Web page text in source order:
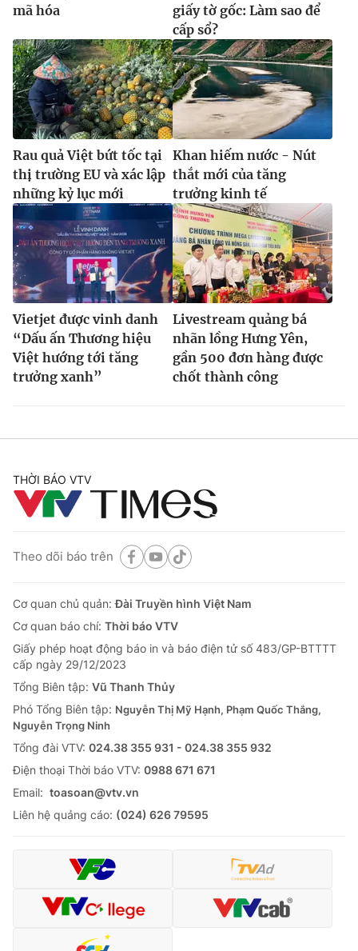
mã hóa
giấy tờ gốc: Làm sao để
cấp sổ?
Rau quả Việt bứt tốc tại
thị trường EU và xác lập
những kỷ lục mới
Khan hiếm nước - Nút
thắt mới của tăng
trưởng kinh tế
Vietjet được vinh danh
“Dấu ấn Thương hiệu
Việt hướng tới tăng
trưởng xanh”
Livestream quảng bá
nhãn lồng Hưng Yên,
gần 500 đơn hàng được
chốt thành công
THỜI BÁO VTV
Theo dõi báo trên
Cơ quan chủ quản:Đài Truyền hình Việt Nam
Cơ quan báo chí: Thời báo VTV
Giấy phép hoạt động báo in và báo điện tử số 483/GP-BTTTT
cấp ngày 29/12/2023
Tổng Biên tập: Vũ Thanh Thủy
Phó Tổng Biên tập: Nguyễn Thị Mỹ Hạnh, Phạm Quốc Thắng,
Nguyễn Trọng Ninh
Tổng đài VTV: 024.38 355 931 - 024.38 355 932
Ðiện thoại Thời báo VTV: 0988 671 671
Email: toasoan@vtv.vn
Liên hệ quảng cáo: (024) 626 79595